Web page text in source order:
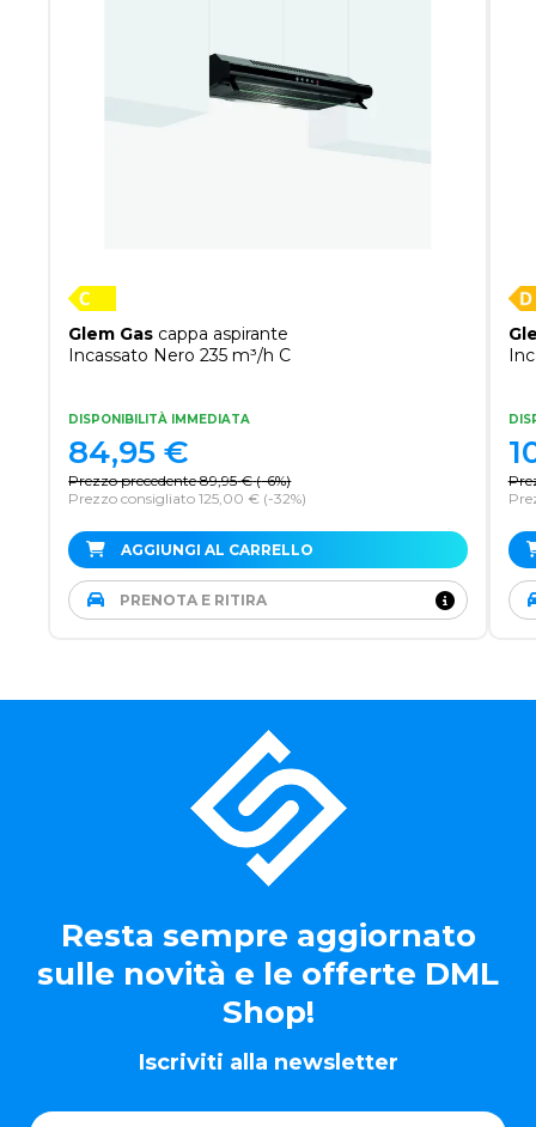
Glem Gas cappa aspirante
Incassato Nero 235 m³/h C
DISPONIBILITÀ IMMEDIATA
Prezzo precedente 89,95 € (-6%)
Prezzo consigliato 125,00 € (-32%)
84,95 €
AGGIUNGI AL CARRELLO
PRENOTA E RITIRA
Resta sempre aggiornato
sulle novità e le offerte DML
Shop!
Iscriviti alla newsletter